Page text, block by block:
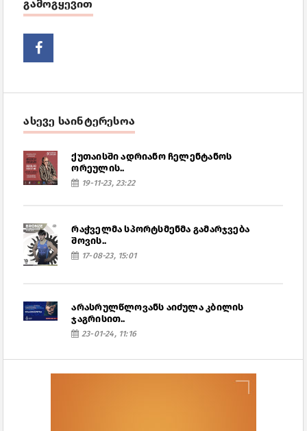
გამოგყევით
ასევე საინტერესოა
ქუთაისში ადრიანო ჩელენტანოს
ორეულის..
19-11-23, 23:22
რაჭველმა სპორტსმენმა გამარჯვება
შოვის..
17-08-23, 15:01
არასრულწლოვანს აიძულა კბილის
ჯაგრისით..
23-01-24, 11:16